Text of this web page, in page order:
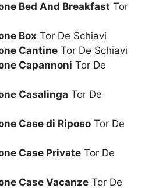
Bed And Breakfast Tor
Box Tor De Schiavi
Cantine Tor De Schiavi
Capannoni Tor De
Casalinga Tor De
Case di Riposo Tor De
Case Private Tor De
Case Vacanze Tor De